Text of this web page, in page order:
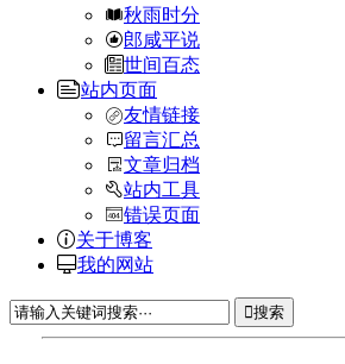
秋雨时分
郎咸平说
世间百态
站内页面
友情链接
留言汇总
文章归档
站内工具
错误页面
关于博客
我的网站
搜索